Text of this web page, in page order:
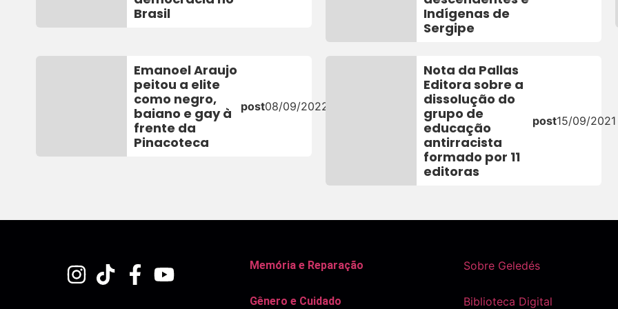
Brasil
Indígenas de
Sergipe
Emanoel Araujo
peitou a elite
como negro,
baiano e gay à
frente da
Pinacoteca
post08/09/2022
Nota da Pallas
Editora sobre a
dissolução do
grupo de
educação
antirracista
formado por 11
editoras
post15/09/2021
Memória e Reparação
Gênero e Cuidado
Sobre Geledés
Biblioteca Digital